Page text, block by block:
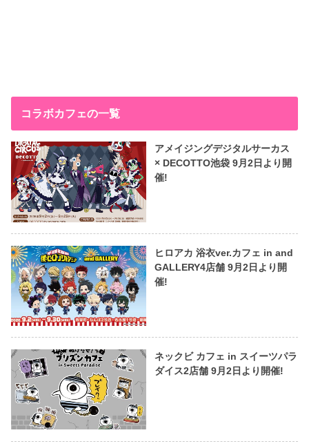
コラボカフェの一覧
アメイジングデジタルサーカス
× DECOTTO池袋 9月2日より開
催!
ヒロアカ 浴衣ver.カフェ in and
GALLERY4店舗 9月2日より開
催!
ネックビ カフェ in スイーツパラ
ダイス2店舗 9月2日より開催!